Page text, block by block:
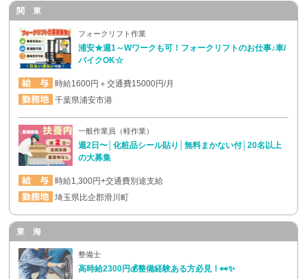
関 東
フォークリフト作業
浦安★週1～Wワークも可！フォークリフトのお仕事♪車/
バイクOK☆
時給1600円＋交通費15000円/月
千葉県浦安市港
一般作業員（軽作業）
週2日〜│化粧品シール貼り│無料まかない付│20名以上
の大募集
時給1,300円+交通費別途支給
埼玉県比企郡滑川町
東 海
整備士
高時給2300円💰整備経験ある方必見！👀✨